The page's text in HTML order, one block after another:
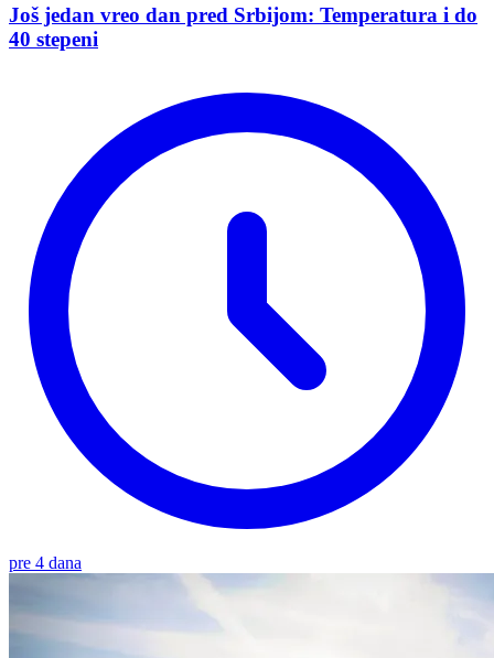
Još jedan vreo dan pred Srbijom: Temperatura i do
40 stepeni
pre 4 dana